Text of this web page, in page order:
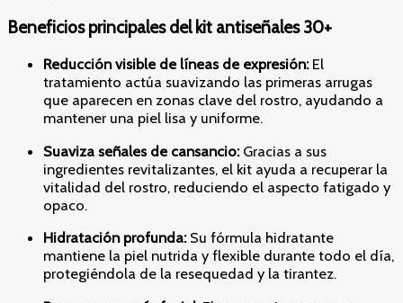
Beneficios principales del kit antiseñales 30+
Reducción visible de líneas de expresión:El
tratamiento actúa suavizando las primeras arrugas
que aparecen en zonas clave del rostro, ayudando a
mantener una piel lisa y uniforme.
Suaviza señales de cansancio:Gracias a sus
ingredientes revitalizantes, el kit ayuda a recuperar la
vitalidad del rostro, reduciendo el aspecto fatigado y
opaco.
Hidratación profunda:Su fórmula hidratante
mantiene la piel nutrida y flexible durante todo el día,
protegiéndola de la resequedad y la tirantez.